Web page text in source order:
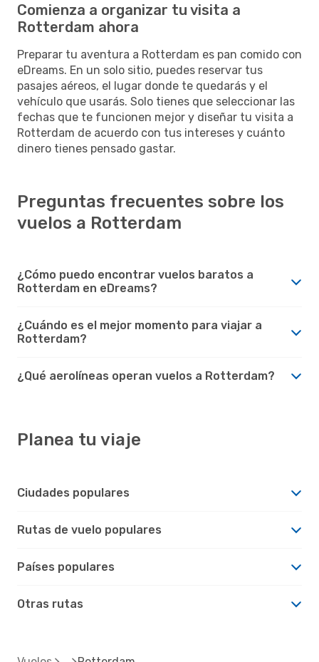
Comienza a organizar tu visita a
Rotterdam ahora
Preparar tu aventura a Rotterdam es pan comido con
eDreams. En un solo sitio, puedes reservar tus
pasajes aéreos, el lugar donde te quedarás y el
vehículo que usarás. Solo tienes que seleccionar las
fechas que te funcionen mejor y diseñar tu visita a
Rotterdam de acuerdo con tus intereses y cuánto
dinero tienes pensado gastar.
Preguntas frecuentes sobre los
vuelos a Rotterdam
¿Cómo puedo encontrar vuelos baratos a
Rotterdam en eDreams?
¿Cuándo es el mejor momento para viajar a
Rotterdam?
¿Qué aerolíneas operan vuelos a Rotterdam?
Planea tu viaje
Ciudades populares
Rutas de vuelo populares
Países populares
Otras rutas